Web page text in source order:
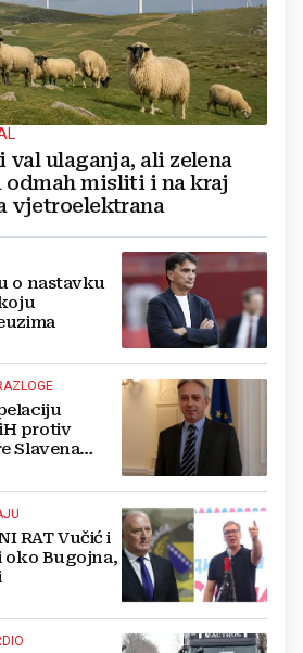
val ulaganja, ali zelena
misliti i na kraj
vjetroelektrana
o nastavku
protiv
Slavena
RAT Vučić i
oko Bugojna,